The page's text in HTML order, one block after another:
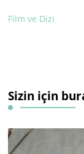
Film ve Dizi
Sizin için